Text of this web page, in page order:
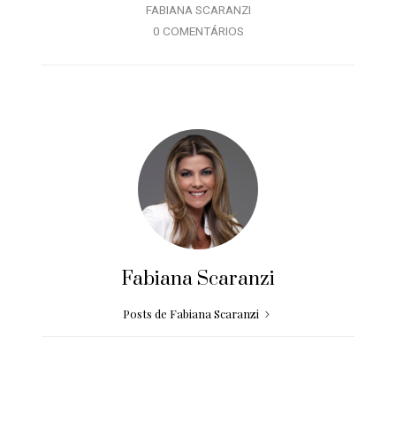
FABIANA SCARANZI
0 COMENTÁRIOS
Fabiana Scaranzi
Posts de Fabiana Scaranzi